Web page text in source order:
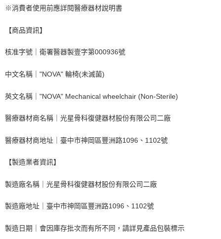
※消費者使用前應詳閱醫療器材說明書
【商品資訊】
核准字號｜衛署醫器製壹字第000936號
中文名稱｜"NOVA" 輪椅(未滅菌)
英文名稱｜"NOVA" Mechanical wheelchair (Non-Sterile)
醫療器材商名稱｜光星骨科復健器材股份有限公司二廠
醫療器材商地址｜臺中市神岡區豐洲路1096、1102號
【製造業者資訊】
製造廠名稱｜光星骨科復健器材股份有限公司二廠
製造廠地址｜臺中市神岡區豐洲路1096、1102號
製造日期｜會因庫存批次而有所不同，請詳見產品包裝標示